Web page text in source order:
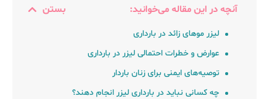
آنچه در این مقاله می‌خوانید: بستن
لیزر موهای زائد در بارداری
عوارض و خطرات احتمالی لیزر در بارداری
توصیه‌های ایمنی برای زنان باردار
چه کسانی نباید در بارداری لیزر انجام دهند؟